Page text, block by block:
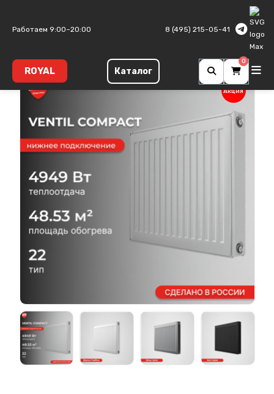
Работаем 9:00–20:00 8 (495) 215-05-41
ROYAL Каталог
0
Тип 22
Акция